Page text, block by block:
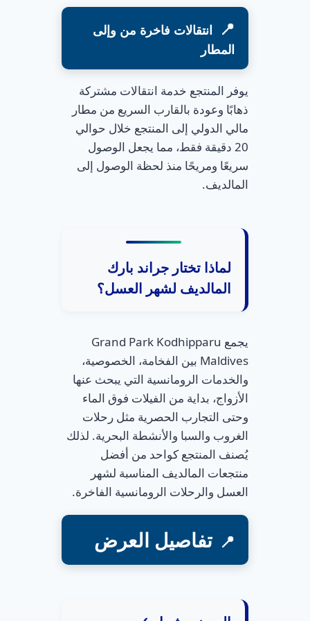
انتقالات فاخرة من وإلى
المطار
يوفر المنتجع خدمة انتقالات مشتركة
ذهابًا وعودة بالقارب السريع من مطار
مالي الدولي إلى المنتجع خلال حوالي
20 دقيقة فقط، مما يجعل الوصول
سريعًا ومريحًا منذ لحظة الوصول إلى
المالديف.
لماذا تختار جراند بارك
المالديف لشهر العسل؟
يجمع Grand Park Kodhipparu
Maldives بين الفخامة، الخصوصية،
والخدمات الرومانسية التي يبحث عنها
الأزواج، بداية من الفيلات فوق الماء
وحتى التجارب الحصرية مثل رحلات
الغروب والسبا والأنشطة البحرية. لذلك
يُصنف المنتجع كواحد من أفضل
منتجعات المالديف المناسبة لشهر
العسل والرحلات الرومانسية الفاخرة.
تفاصيل العرض